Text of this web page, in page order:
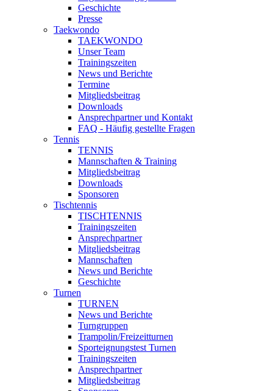
Geschichte
Presse
Taekwondo
TAEKWONDO
Unser Team
Trainingszeiten
News und Berichte
Termine
Mitgliedsbeitrag
Downloads
Ansprechpartner und Kontakt
FAQ - Häufig gestellte Fragen
Tennis
TENNIS
Mannschaften & Training
Mitgliedsbeitrag
Downloads
Sponsoren
Tischtennis
TISCHTENNIS
Trainingszeiten
Ansprechpartner
Mitgliedsbeitrag
Mannschaften
News und Berichte
Geschichte
Turnen
TURNEN
News und Berichte
Turngruppen
Trampolin/Freizeitturnen
Sporteignungstest Turnen
Trainingszeiten
Ansprechpartner
Mitgliedsbeitrag